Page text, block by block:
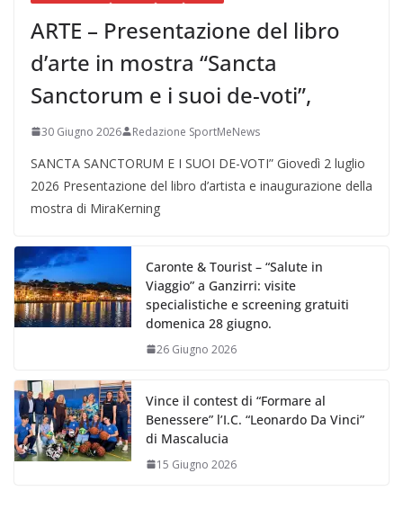
ARTE – Presentazione del libro
d’arte in mostra “Sancta
Sanctorum e i suoi de-voti”,
30 Giugno 2026 Redazione SportMeNews
SANCTA SANCTORUM E I SUOI DE-VOTI” Giovedì 2 luglio
2026 Presentazione del libro d’artista e inaugurazione della
mostra di MiraKerning
Caronte & Tourist – “Salute in
Viaggio” a Ganzirri: visite
specialistiche e screening gratuiti
domenica 28 giugno.
26 Giugno 2026
Vince il contest di “Formare al
Benessere” l’I.C. “Leonardo Da Vinci”
di Mascalucia
15 Giugno 2026